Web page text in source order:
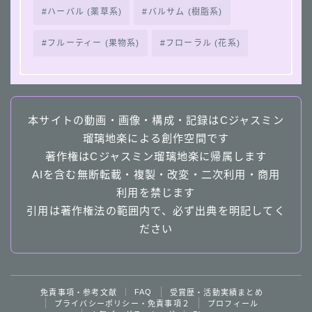
ハーバル (薬草系) バルサム (樹脂系)
フルーティー (果物系) フローラル (花系)
本サイトの動画・画像・構成・記録はCジャスミン
瑠璃地楽による創作空間です
著作権はCジャスミン瑠璃地楽に帰属します
AIを含む無断転載・複製・改変・二次利用・商用
利用を禁じます
引用は著作権法の範囲内で、必ず出典を明記してく
ださい
免責事項・参考文献 FAQ
受賞歴・活動実績まとめ
プライバシーポリシー・免責事項２
プロフィール